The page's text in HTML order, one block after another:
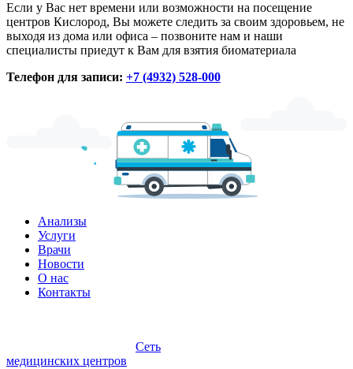
Если у Вас нет времени или возможности на посещение
центров Кислород, Вы можете следить за своим здоровьем, не
выходя из дома или офиса – позвоните нам и наши
специалисты приедут к Вам для взятия биоматериала
Телефон для записи: +7 (4932) 528-000
Анализы
Услуги
Врачи
Новости
О нас
Контакты
Сеть
медицинских центров